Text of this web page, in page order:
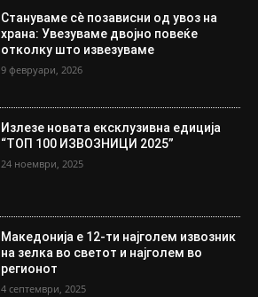
Стануваме сè позависни од увоз на
храна: Увезуваме двојно повеќе
отколку што извезуваме
9 февруари, 2026
Излезе новата ексклузивна едиција
“ТОП 100 ИЗВОЗНИЦИ 2025”
24 ноември, 2025
Македонија е 12-ти најголем извозник
на зелка во светот и најголем во
регионот
4 септември, 2025